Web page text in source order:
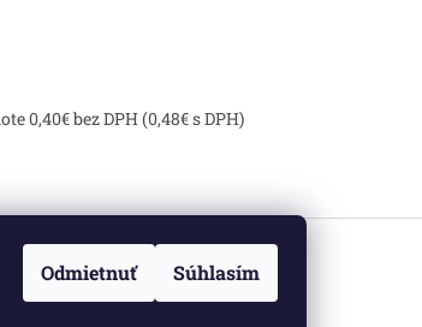
Odmietnuť Súhlasím
0,40€ bez DPH (0,48€ s DPH)